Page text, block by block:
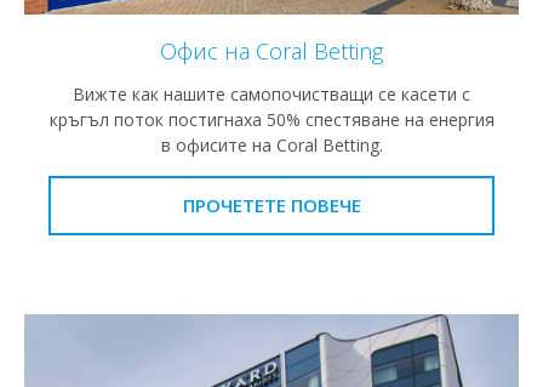
Офис на Coral Betting
Вижте как нашите самопочистващи се касети с
кръгъл поток постигнаха 50% спестяване на енергия
в офисите на Coral Betting.
ПРОЧЕТЕТЕ ПОВЕЧЕ